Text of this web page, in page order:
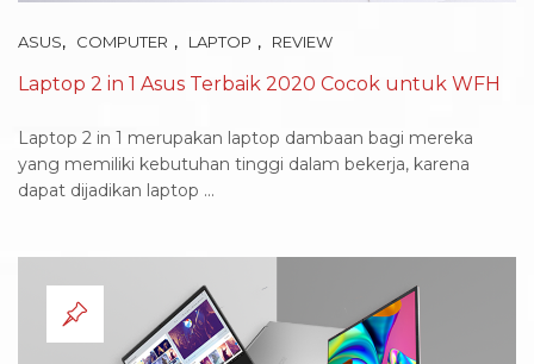
ASUS, COMPUTER , LAPTOP , REVIEW
Laptop 2 in 1 Asus Terbaik 2020 Cocok untuk WFH
Laptop 2 in 1 merupakan laptop dambaan bagi mereka
yang memiliki kebutuhan tinggi dalam bekerja, karena
dapat dijadikan laptop ...